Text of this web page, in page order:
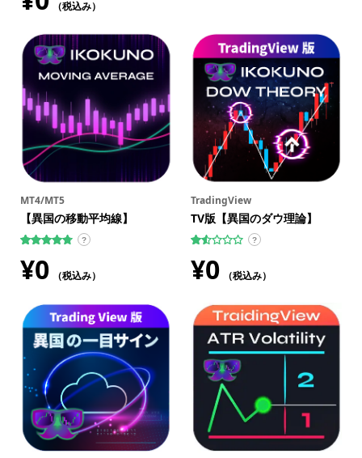
基づく5
点
（税込み）
MT4/MT5
【異国の移動平均線】
評価に基づ
く5段階評
価のうち、
?
¥0 （税込み）
TradingView
TV版【異国のダウ理論】
の
利
価
に
ち、
1.50
点
?
¥0 （税込み）